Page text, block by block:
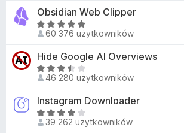
4
,
1
/
5
e
n
a
3
,
8
5
Obsidian Web Clipper
O
c
e
n
a
4
,
9
60 376 użytkowników
Hide Google AI Overviews
O
c
e
n
a
46 280 użytkowników
Instagram Downloader
O
c 39 262 użytkowników